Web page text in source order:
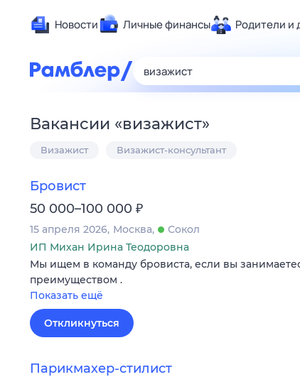
Новости Личные финансы Родители и
Вакансии «визажист»
Визажист Визажист-консультант
Бровист
50 000–100 000 ₽
15 апреля 2026 Москва
Сокол
ИП Михан Ирина Теодоровна
Мы ищем в команду бровиста, если вы
преимуществом .
Показать ещё
Откликнуться
Парикмахер-стилист